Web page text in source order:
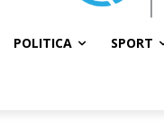
POLITICA SPORT